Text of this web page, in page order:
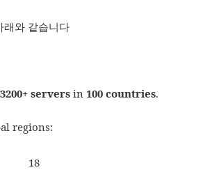
래와 같습니다
3200+ servers in100 countries.
regions:
18